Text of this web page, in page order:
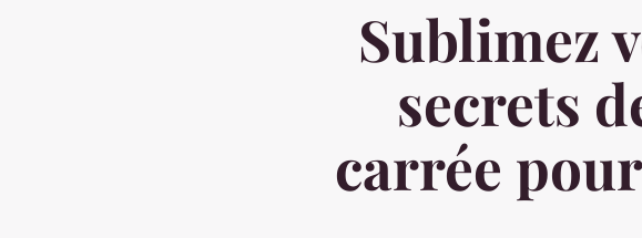
Sublimez
secrets
carrée